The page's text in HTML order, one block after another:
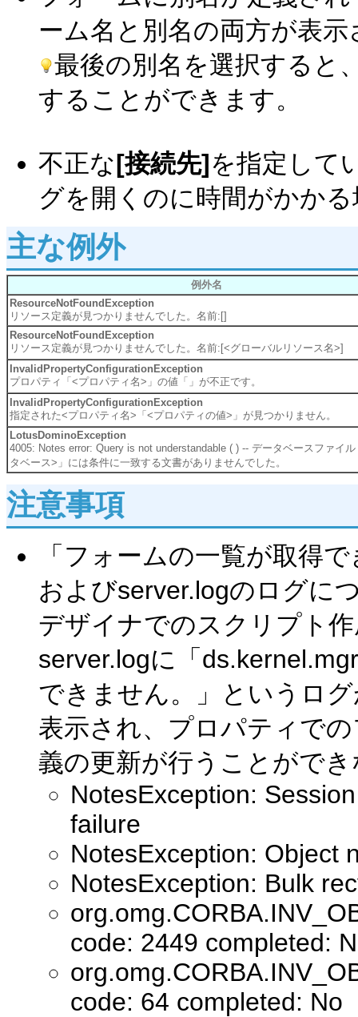
ーム名と別名の両方が表
最後の別名を選択すると
することができます。
不正な[接続先]を指定して
グを開くのに時間がかか
主な例外
例外名
ResourceNotFoundException
リソース定義が見つかりませんでした。名前:[]
ResourceNotFoundException
リソース定義が見つかりませんでした。名前:[<グローバルリソース名>]
InvalidPropertyConfigurationException
プロパティ「<プロパティ名>」の値「」が不正です。
InvalidPropertyConfigurationException
指定された<プロパティ名>「<プロパティの値>」が見つかりません。
LotusDominoException
4005: Notes error: Query is not understandable ( ) -- データベースファイ
タベース>」には条件に一致する文書がありませんでした。
注意事項
「フォームの一覧が取得
およびserver.logのログに
デザイナでのスクリプト
server.logに「
できません。」というロ
表示され、プロパティで
義の更新が行うことがで
NotesException:
failure
NotesException: Object
NotesException: Bulk
code: 2449 completed:
code: 64 completed: No